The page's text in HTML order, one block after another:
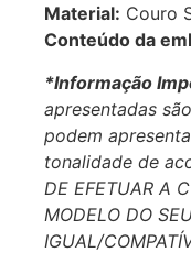
Material: Couro
Conteúdo da
*Informação
apresentadas
podem
tonalidade de
DE EFETUAR A
MODELO DO
IGUAL/